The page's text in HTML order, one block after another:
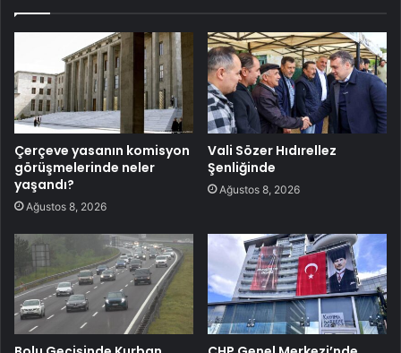
Çerçeve yasanın komisyon
görüşmelerinde neler
yaşandı?
Ağustos 8, 2026
Vali Sözer Hıdırellez
Şenliğinde
Ağustos 8, 2026